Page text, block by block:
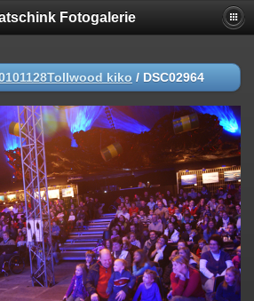
Fotogalerie
kiko / DSC02964